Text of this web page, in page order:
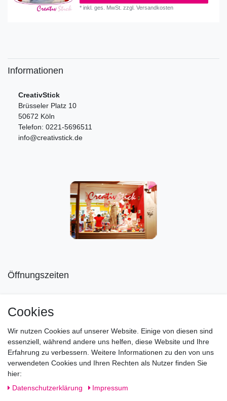
*inkl. ges. MwSt. zzgl.Versandkosten
Informationen
CreativStick
Brüsseler Platz 10
50672 Köln
Telefon: 0221-5696511
info@creativstick.de
Öffnungszeiten
Di-Fr von 10.00 - 18.30 Uhr
Sa von 11.00 - 16.00 Uhr
Besuchen Sie unsere Verkaufsräume, dort beraten wir Sie
gerne.
Fragen?
Cookies
Wir nutzen Cookies auf unserer Website. Einige von diesen sind
essenziell, während andere uns helfen, diese Website und Ihre
Erfahrung zu verbessern. Weitere Informationen zu den von uns
verwendeten Cookies und Ihren Rechten als Nutzer finden Sie
hier:
Daten­schutz­erklärung
Impressum